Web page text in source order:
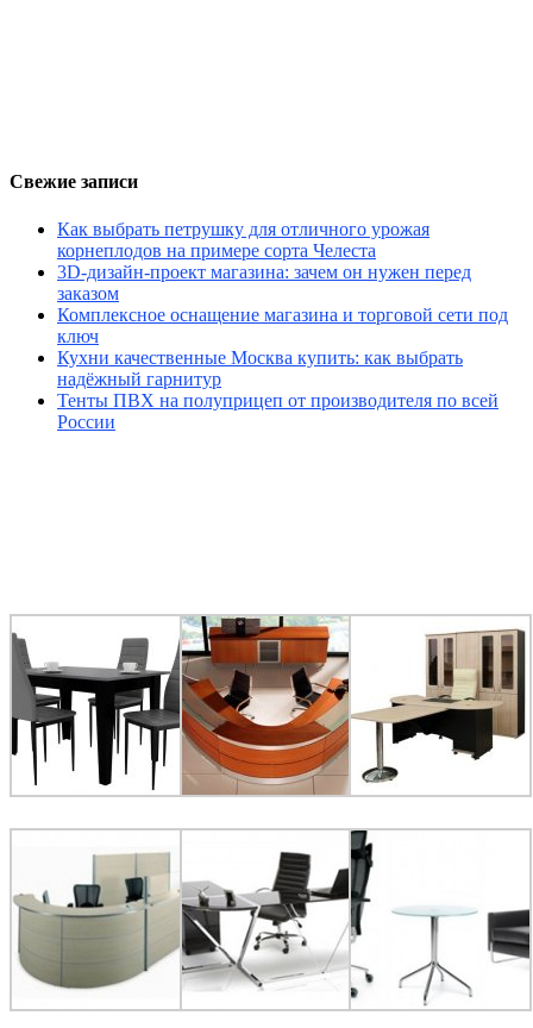
Свежие записи
Как выбрать петрушку для отличного урожая
корнеплодов на примере сорта Челеста
3D-дизайн-проект магазина: зачем он нужен перед
заказом
Комплексное оснащение магазина и торговой сети под
ключ
Кухни качественные Москва купить: как выбрать
надёжный гарнитур
Тенты ПВХ на полуприцеп от производителя по всей
России